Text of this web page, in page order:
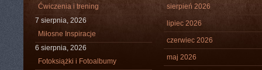
Ćwiczenia i trening
7 sierpnia, 2026
Miłosne Inspiracje
6 sierpnia, 2026
Fotoksiążki i Fotoalbumy
sierpień 2026
lipiec 2026
czerwiec 2026
maj 2026